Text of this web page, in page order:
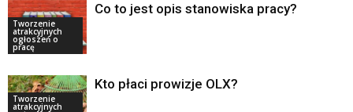
Tworzenie
atrakcyjnych
ogłoszeń o
pracę
Co to jest opis stanowiska pracy?
Tworzenie
atrakcyjnych
Kto płaci prowizje OLX?